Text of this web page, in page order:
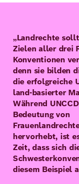
„Landrechte
Zielen aller drei
Konventionen
denn sie bilden
die erfolgreiche
land-basierter
Während
Bedeutung von
hervorhebt, ist
Zeit, dass sich
diesem Beispiel